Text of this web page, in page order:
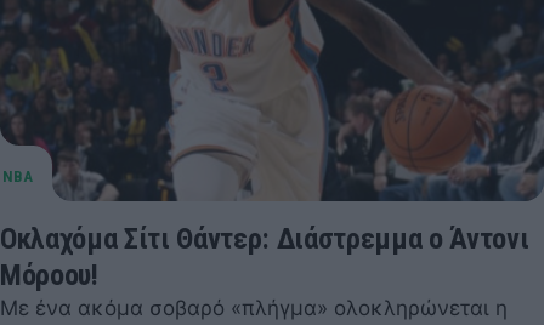
Οκλαχόμα Σίτι Θάντερ: Διάστρεμμα ο Άντονι
Μόροου!
Με ένα ακόμα σοβαρό «πλήγμα» ολοκληρώνεται η